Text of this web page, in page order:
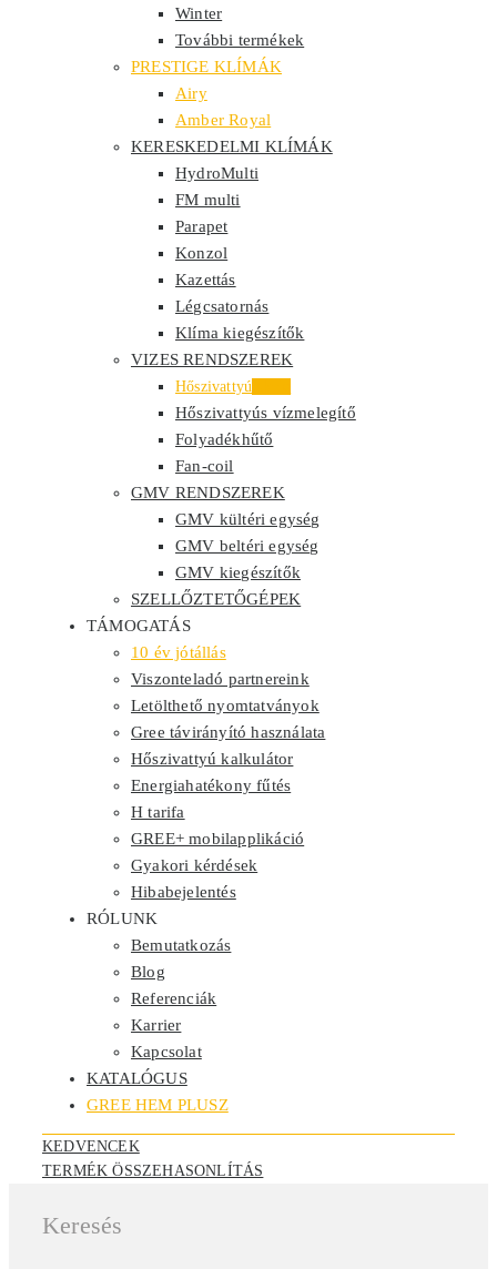
Winter
További termékek
PRESTIGE KLÍMÁK
Airy
Amber Royal
KERESKEDELMI KLÍMÁK
HydroMulti
FM multi
Parapet
Konzol
Kazettás
Légcsatornás
Klíma kiegészítők
VIZES RENDSZEREK
Hőszivattyú
Hőszivattyús vízmelegítő
Folyadékhűtő
Fan-coil
GMV RENDSZEREK
GMV kültéri egység
GMV beltéri egység
GMV kiegészítők
SZELLŐZTETŐGÉPEK
TÁMOGATÁS
10 év jótállás
Viszonteladó partnereink
Letölthető nyomtatványok
Gree távirányító használata
Hőszivattyú kalkulátor
Energiahatékony fűtés
H tarifa
GREE+ mobilapplikáció
Gyakori kérdések
Hibabejelentés
RÓLUNK
Bemutatkozás
Blog
Referenciák
Karrier
Kapcsolat
KATALÓGUS
GREE HEM PLUSZ
KEDVENCEK
TERMÉK ÖSSZEHASONLÍTÁS
Keresés